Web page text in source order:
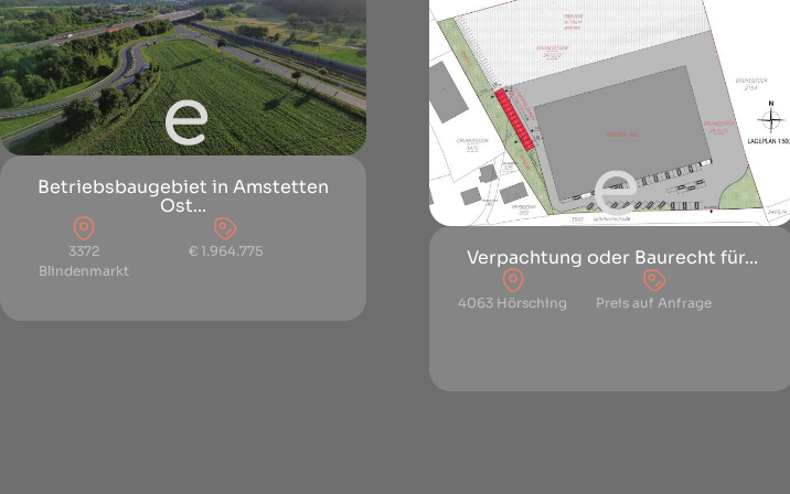
Betriebsbaugebiet in Amstetten
Ost...
3372
Blindenmarkt
€ 1.964.775 Verpachtung oder Baurecht für...
4063 Hörsching Preis auf Anfrage